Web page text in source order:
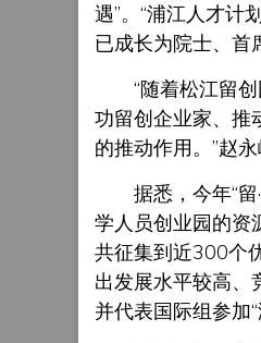
遇”。“浦江人才计
已成长为院士、首
“随着松江留创
功留创企业家、推
的推动作用。”赵永
据悉，今年“留·
学人员创业园的资
共征集到近300个
出发展水平较高、
并代表国际组参加